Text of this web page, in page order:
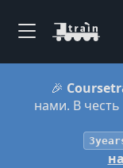
🎉
нами. В честь